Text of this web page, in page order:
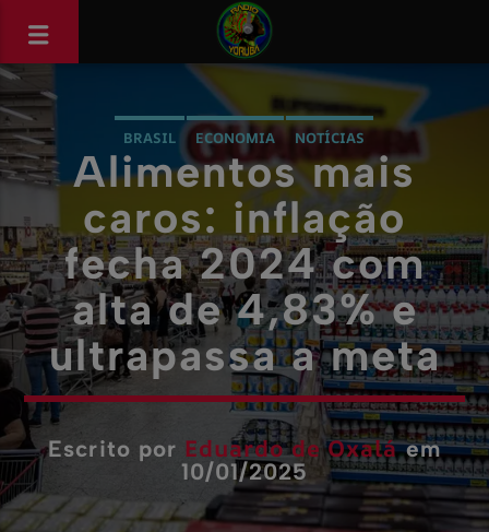
BRASIL ECONOMIA NOTÍCIAS
Alimentos mais
caros: inflação
fecha 2024 com
alta de 4,83% e
ultrapassa a meta
Escrito por Eduardo de Oxaláem
10/01/2025